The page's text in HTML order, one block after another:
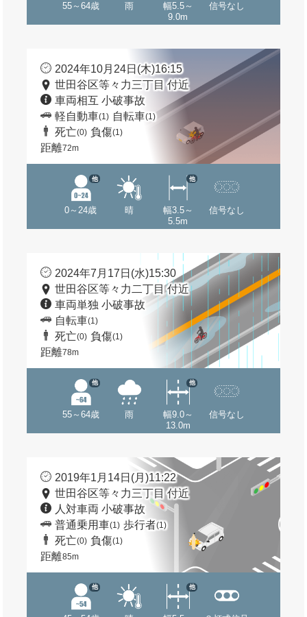
55～64歳 雨
幅5.5～
9.0m
信号なし
2024年10月24日(木)16:15
世田谷区等々力三丁目 付近
車両相互 小破事故
軽自動車(1) 自転車(1)
死亡(0) 負傷(1)
距離72m
0～24歳
他
晴
幅3.5～
5.5m
他
信号なし
2024年7月17日(水)15:30
世田谷区等々力二丁目 付近
車両単独 小破事故
自転車(1)
死亡(0) 負傷(1)
距離78m
55～64歳
他
雨
幅9.0～
13.0m
他
信号なし
2019年1月14日(月)11:22
世田谷区等々力三丁目 付近
人対車両 小破事故
普通乗用車(1) 歩行者(1)
死亡(0) 負傷(1)
距離85m
他 他